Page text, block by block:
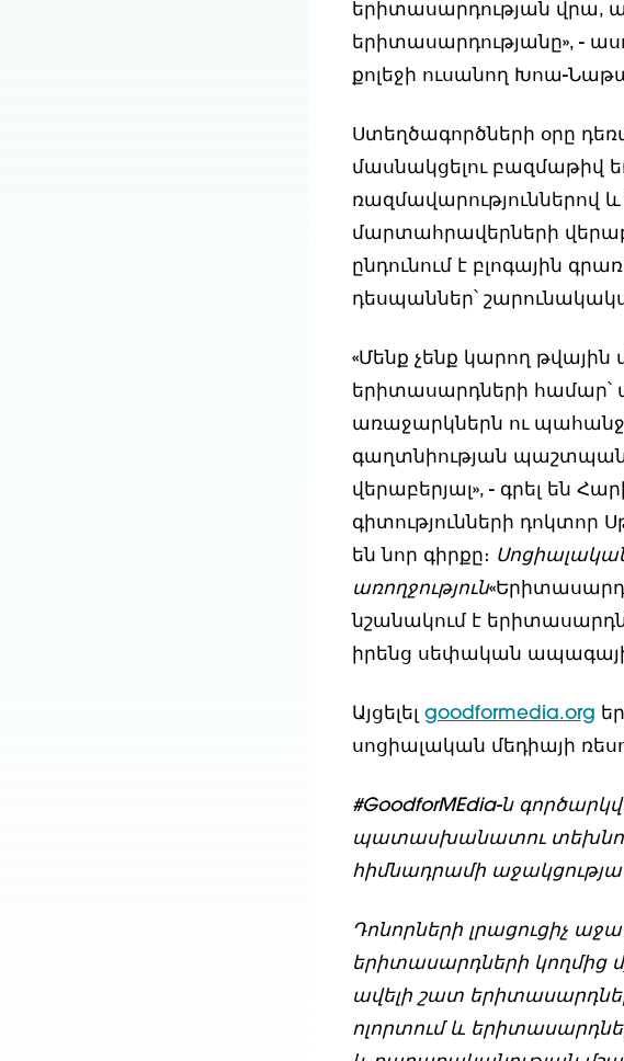
երիտասարդության վրա,
երիտասարդությանը», -
քոլեջի ուսանող Խոա-
Ստեղծագործների օրը
մասնակցելու բազմաթիվ
ռազմավարություններով
մարտահրավերների
ընդունում է բլոգային
դեսպաններ՝
«Մենք չենք կարող
երիտասարդների համար՝
առաջարկներն ու
գաղտնիության
վերաբերյալ», - գրել են
գիտությունների դոկտոր
են նոր գիրքը։
առողջություն
նշանակում է
իրենց սեփական ապագայի
Այցելել goodformedia.org
սոցիալական մեդիայի
#GoodforMEdia-ն
պատասխանատու
հիմնադրամի
Դոնորների լրացուցիչ
երիտասարդների կողմից
ավելի շատ
ոլորտում և